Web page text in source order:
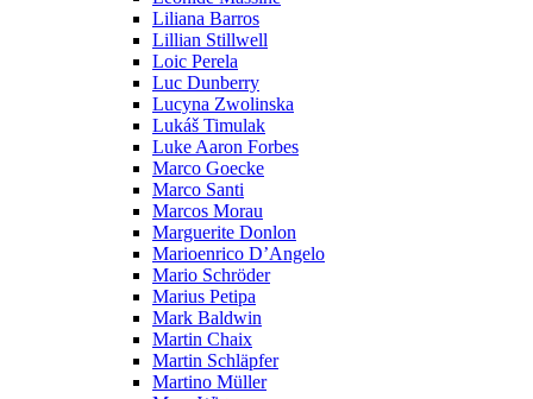
Liliana Barros
Lillian Stillwell
Loic Perela
Luc Dunberry
Lucyna Zwolinska
Lukáš Timulak
Luke Aaron Forbes
Marco Goecke
Marco Santi
Marcos Morau
Marguerite Donlon
Marioenrico D’Angelo
Mario Schröder
Marius Petipa
Mark Baldwin
Martin Chaix
Martin Schläpfer
Martino Müller